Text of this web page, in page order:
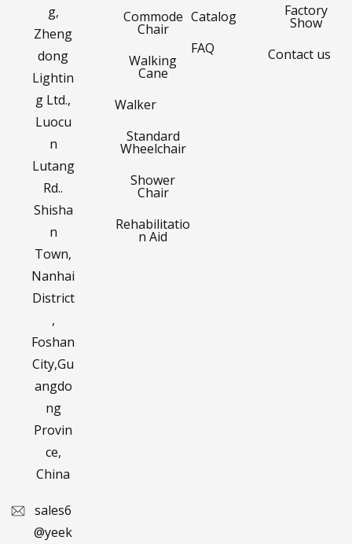
g,
Zheng
dong
Lightin
g Ltd.,
Luocu
n
Lutang
Rd..
Shisha
n
Town,
Nanhai
District
,
Foshan
City,Gu
angdo
ng
Provin
ce,
China
sales6
@yeek
Commode
Chair
Walking
Cane
Walker
Standard
Wheelchair
Shower
Chair
Rehabilitatio
n Aid
Catalog
FAQ
Factory
Show
Contact us